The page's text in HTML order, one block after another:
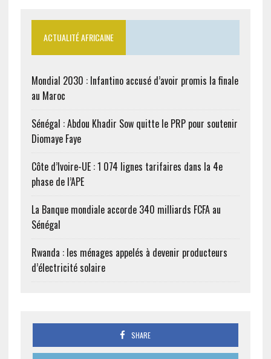
ACTUALITÉ AFRICAINE
Mondial 2030 : Infantino accusé d’avoir promis la finale
au Maroc
Sénégal : Abdou Khadir Sow quitte le PRP pour soutenir
Diomaye Faye
Côte d’Ivoire-UE : 1 074 lignes tarifaires dans la 4e
phase de l’APE
La Banque mondiale accorde 340 milliards FCFA au
Sénégal
Rwanda : les ménages appelés à devenir producteurs
d’électricité solaire
SHARE